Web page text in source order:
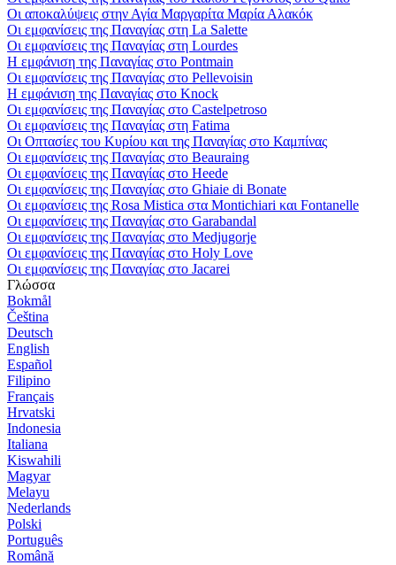
Οι αποκαλύψεις στην Αγία Μαργαρίτα Μαρία Αλακόκ
Οι εμφανίσεις της Παναγίας στη La Salette
Οι εμφανίσεις της Παναγίας στη Lourdes
Η εμφάνιση της Παναγίας στο Pontmain
Οι εμφανίσεις της Παναγίας στο Pellevoisin
Η εμφάνιση της Παναγίας στο Knock
Οι εμφανίσεις της Παναγίας στο Castelpetroso
Οι εμφανίσεις της Παναγίας στη Fatima
Οι Οπτασίες του Κυρίου και της Παναγίας στο Καμπίνας
Οι εμφανίσεις της Παναγίας στο Beauraing
Οι εμφανίσεις της Παναγίας στο Heede
Οι εμφανίσεις της Παναγίας στο Ghiaie di Bonate
Οι εμφανίσεις της Rosa Mistica στα Montichiari και Fontanelle
Οι εμφανίσεις της Παναγίας στο Garabandal
Οι εμφανίσεις της Παναγίας στο Medjugorje
Οι εμφανίσεις της Παναγίας στο Holy Love
Οι εμφανίσεις της Παναγίας στο Jacarei
Γλώσσα
Bokmål
Čeština
Deutsch
English
Español
Filipino
Français
Hrvatski
Indonesia
Italiana
Kiswahili
Magyar
Melayu
Nederlands
Polski
Português
Română